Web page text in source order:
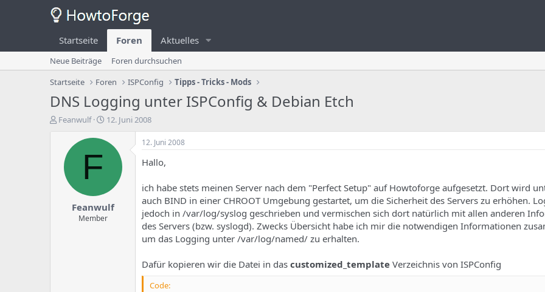
Startseite Foren Aktuelles
Neue Beiträge
Foren durchsuchen
Startseite
Foren ISPConfig Tipps - Tricks - Mods
DNS Logging unter ISPConfig & Debian Etch
E
Feanwulf
E
s
u
n
g
12. Juni 2008
F
Feanwulf
Member
12. Juni 2008
Hallo,
ich habe stets meinen Server nach dem "Perfect Setup" auf Howtoforge aufgesetzt. Dort wird
auch BIND in einer CHROOT Umgebung gestartet, um die Sicherheit des Servers zu erhöhen.
jedoch in /var/log/syslog geschrieben und vermischen sich dort natürlich mit allen anderen
des Servers (bzw. syslogd). Zwecks Übersicht habe ich mir die notwendigen Informationen
um das Logging unter /var/log/named/ zu erhalten.
Dafür kopieren wir die Datei in das customized_template Verzeichnis von ISPConfig
Code: